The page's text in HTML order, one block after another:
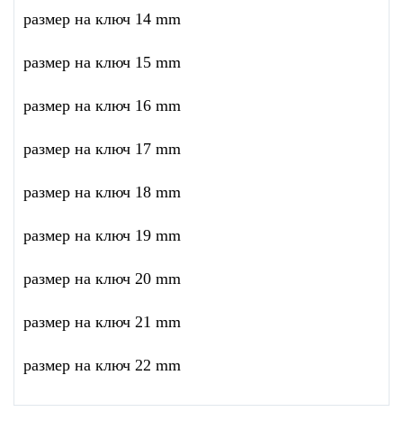
размер на ключ 14 mm
размер на ключ 15 mm
размер на ключ 16 mm
размер на ключ 17 mm
размер на ключ 18 mm
размер на ключ 19 mm
размер на ключ 20 mm
размер на ключ 21 mm
размер на ключ 22 mm